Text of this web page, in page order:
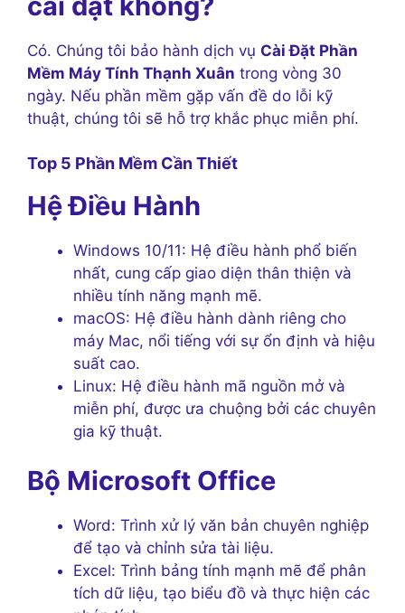
Có. Chúng tôi bảo hành dịch vụ Cài Đặt Phần
Mềm Máy Tính Thạnh Xuân trong vòng 30
ngày. Nếu phần mềm gặp vấn đề do lỗi kỹ
thuật, chúng tôi sẽ hỗ trợ khắc phục miễn phí.
Top 5 Phần Mềm Cần Thiết
Hệ Điều Hành
Windows 10/11: Hệ điều hành phổ biến
nhất, cung cấp giao diện thân thiện và
nhiều tính năng mạnh mẽ.
macOS: Hệ điều hành dành riêng cho
máy Mac, nổi tiếng với sự ổn định và hiệu
suất cao.
Linux: Hệ điều hành mã nguồn mở và
miễn phí, được ưa chuộng bởi các chuyên
gia kỹ thuật.
Bộ Microsoft Office
Word: Trình xử lý văn bản chuyên nghiệp
để tạo và chỉnh sửa tài liệu.
Excel: Trình bảng tính mạnh mẽ để phân
tích dữ liệu, tạo biểu đồ và thực hiện các